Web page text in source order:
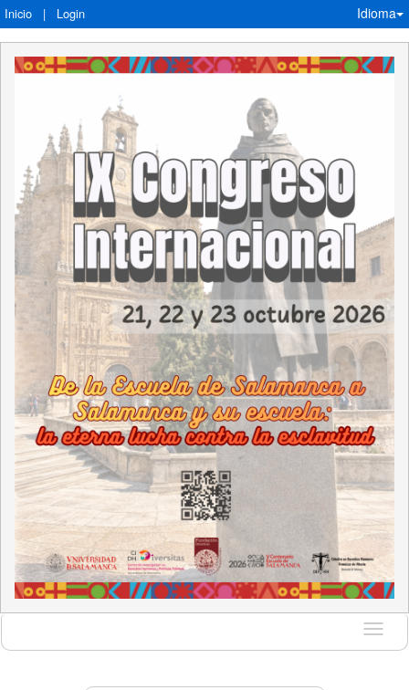
Inicio | Login Idioma
Idioma